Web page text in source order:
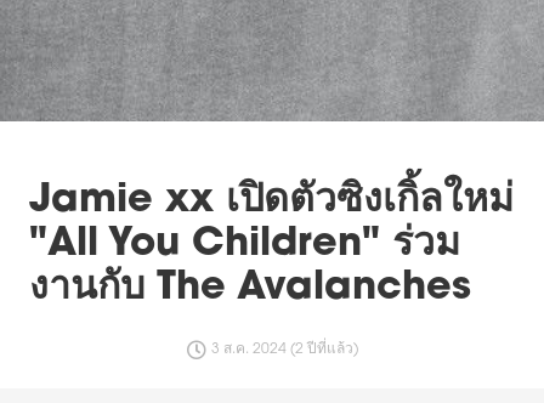
Jamie xx เปิดตัวซิงเกิ้ลใหม่
"All You Children" ร่วม
งานกับ The Avalanches
3 ส.ค. 2024 (2 ปีที่แล้ว)